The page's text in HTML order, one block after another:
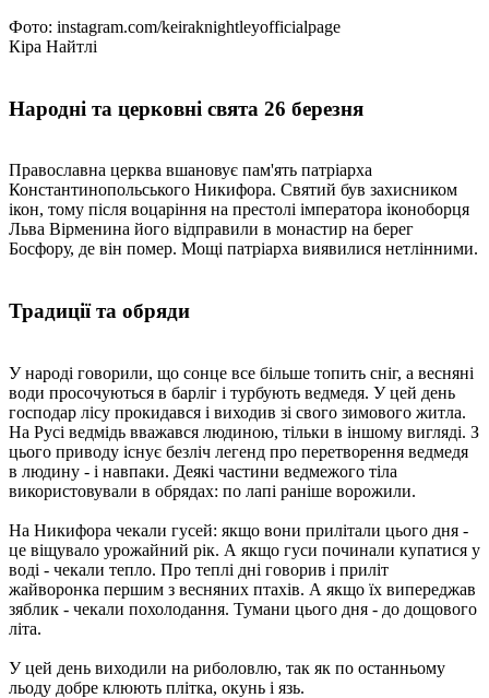
Фото: instagram.com/keiraknightleyofficialpage
Кіра Найтлі
Народні та церковні свята 26 березня
Православна церква вшановує пам'ять патріарха
Константинопольського Никифора. Святий був захисником
ікон, тому після воцаріння на престолі імператора іконоборця
Льва Вірменина його відправили в монастир на берег
Босфору, де він помер. Мощі патріарха виявилися нетлінними.
Традиції та обряди
У народі говорили, що сонце все більше топить сніг, а весняні
води просочуються в барліг і турбують ведмедя. У цей день
господар лісу прокидався і виходив зі свого зимового житла.
На Русі ведмідь вважався людиною, тільки в іншому вигляді. З
цього приводу існує безліч легенд про перетворення ведмедя
в людину - і навпаки. Деякі частини ведмежого тіла
використовували в обрядах: по лапі раніше ворожили.
На Никифора чекали гусей: якщо вони прилітали цього дня -
це віщувало урожайний рік. А якщо гуси починали купатися у
воді - чекали тепло. Про теплі дні говорив і приліт
жайворонка першим з весняних птахів. А якщо їх випереджав
зяблик - чекали похолодання. Тумани цього дня - до дощового
літа.
У цей день виходили на риболовлю, так як по останньому
льоду добре клюють плітка, окунь і язь.